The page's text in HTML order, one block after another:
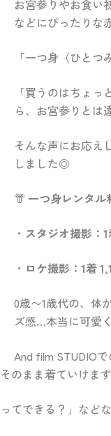
お宮参りやお食い
などにぴったりな
「一つ身（ひと
「買うのはちょ
ら、お宮参りとは
そんな声にお応え
しました◎
👘 一つ身レンタル
・ スタジオ撮影：
・ ロケ撮影：1着
0歳〜1歳代の、体
ズ感…本当に可愛
And film STUDIO
のまま着ていけま
てできる？」など